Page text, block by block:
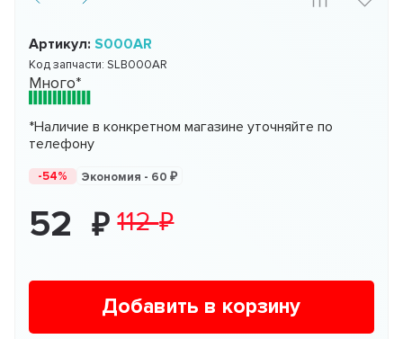
Артикул:S000AR
Код запчасти:SLB000AR
Много*
*Наличие в конкретном магазине уточняйте по
телефону
-54% Экономия - 60
52 112
Добавить в корзину